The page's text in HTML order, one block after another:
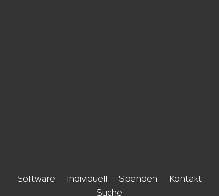
Software Individuell Spenden
Kontakt
Suche